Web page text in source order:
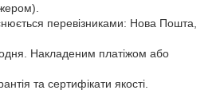
перевізниками: Нова Пошта,
Накладеним платіжом або
та сертифікати якості.